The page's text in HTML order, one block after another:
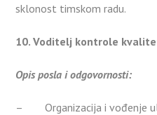
sklonost timskom radu.
10. Voditelj kontrole
Opis posla i odgovornosti:
– Organizacija i vođenje